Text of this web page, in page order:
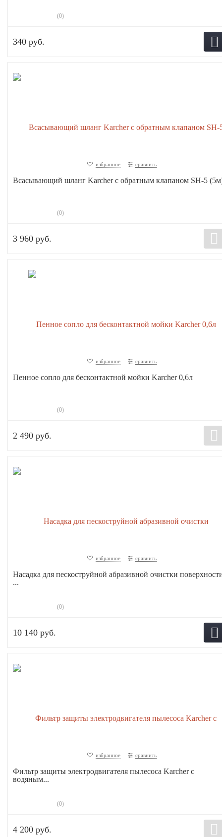
(0)
340 руб.
избранное сравнить
Всасывающий шланг Karcher с обратным клапаном SH-5
(0)
3 960 руб.
избранное сравнить
Пенное сопло для бесконтактной мойки Karcher 0,6л
(0)
2 490 руб.
избранное сравнить
Насадка для пескоструйной абразивной очистки
...
(0)
10 140 руб.
избранное сравнить
Фильтр защиты электродвигателя пылесоса Karcher с
водяным...
(0)
4 200 руб.